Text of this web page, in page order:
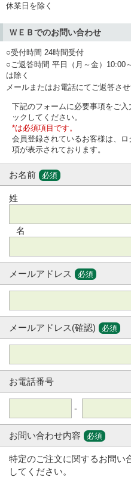
休業日を除く
ＷＥＢでのお問い合わせ
○受付時間 24時間受付
○ご返答時間 平日（月～金）10:00
は除く
メールまたはお電話にてご返答させ
下記のフォームに必要事項をご
ックしてください。
*は必須項目です。
会員登録されているお客様は、
項が表示されております。
お名前 必須
姓
名
メールアドレス 必須
メールアドレス(確認) 必須
お電話番号
-
お問い合わせ内容 必須
特定のご注文に関するお問い
してください。